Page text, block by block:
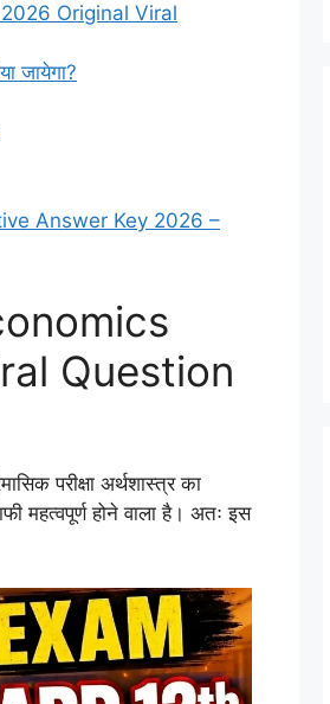
Original Viral
जायेगा?
Answer Key 2026 –
Question
परीक्षा अर्थशास्त्र का
होने वाला है। अतः इस